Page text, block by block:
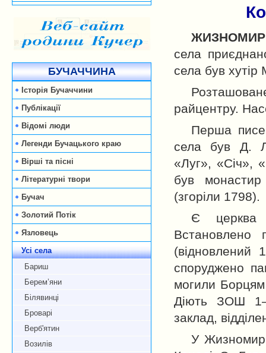
БУЧАЧЧИНА
Історія Бучаччини
Публікації
Відомі люди
Легенди Бучацького краю
Вірші та пісні
Літературні твори
Бучач
Золотий Потік
Язловець
Усі села
Бариш
Берем’яни
Білявинці
Броварі
Верб'ятин
Возилів
ЖИЗНОМИР
села
села був
райцентру.
Перша
села був Д.
«Луг», «Січ»,
був
(згоріли 1798).
Є церква
Встановлено
(відновлений
споруджено
могили
Діють ЗОШ
заклад,
У